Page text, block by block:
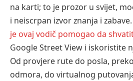
na karti; to je prozor u svijet,
i neiscrpan izvor znanja i
je ovaj vodič pomogao da
Google Street View i iskoristite
Od provjere rute do posla,
odmora, do virtualnog